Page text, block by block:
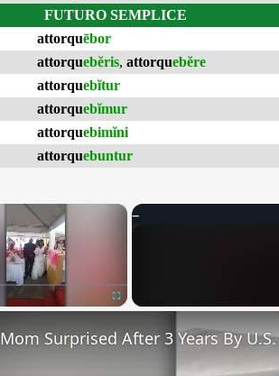
FUTURO SEMPLICE
attorquēbor
attorquebĕris, attorquebĕre
attorquebĭtur
attorquebĭmur
attorquebimĭni
attorquebuntur
×
Mom Surprised After 3 Years By